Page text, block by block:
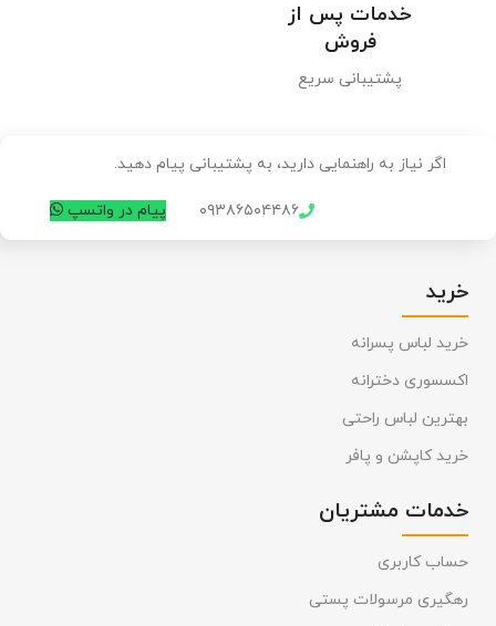
خدمات پس از
فروش
پشتیبانی سریع
اگر نیاز به راهنمایی دارید، به پشتیبانی پیام دهید.
۰۹۳۸۶۵۰۴۴۸۶ پیام در واتسپ
خرید
خرید لباس پسرانه
اکسسوری دخترانه
بهترین لباس راحتی
خرید کاپشن و پافر
خدمات مشتریان
حساب کاربری
رهگیری مرسولات پستی